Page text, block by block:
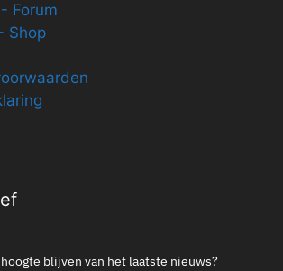
Forum
Shop
blijven van het laatste nieuws?